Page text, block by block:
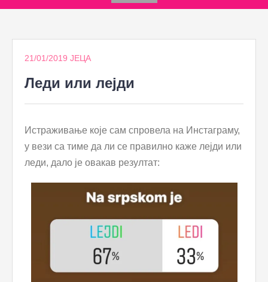
Skip
content
21/01/2019 ЈЕЦА
Леди или лејди
Истраживање које сам спровела на Инстаграму,
у вези са тиме да ли се правилно каже лејди или
леди, дало је овакав резултат: